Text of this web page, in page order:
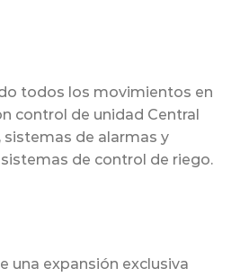
todos los movimientos en
control de unidad Central
de alarmas y
de control de riego.
una expansión exclusiva